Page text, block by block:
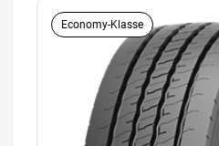
Economy-Klasse